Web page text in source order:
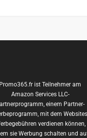
Promo365.fr ist Teilnehmer am
Amazon Services LLC-
einem Partner-
mit dem Websites
verdienen können,
sie Werbung schalten und